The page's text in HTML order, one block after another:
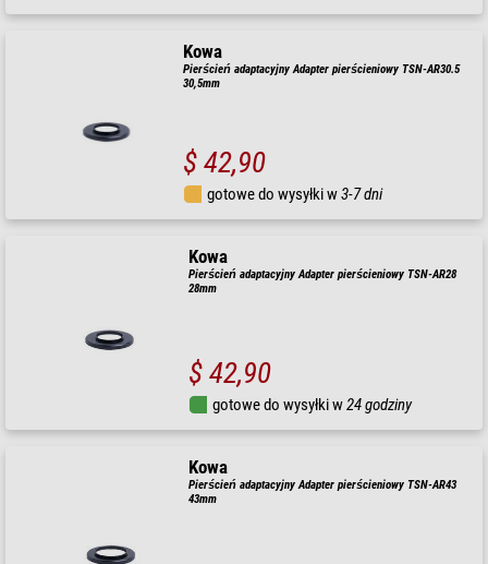
Kowa
Pierścień adaptacyjny Adapter pierścieniowy TSN-AR30.5
30,5mm
$ 42,90
gotowe do wysyłki w3-7 dni
Kowa
Pierścień adaptacyjny Adapter pierścieniowy TSN-AR28
28mm
$ 42,90
gotowe do wysyłki w24 godziny
Kowa
Pierścień adaptacyjny Adapter pierścieniowy TSN-AR43
43mm